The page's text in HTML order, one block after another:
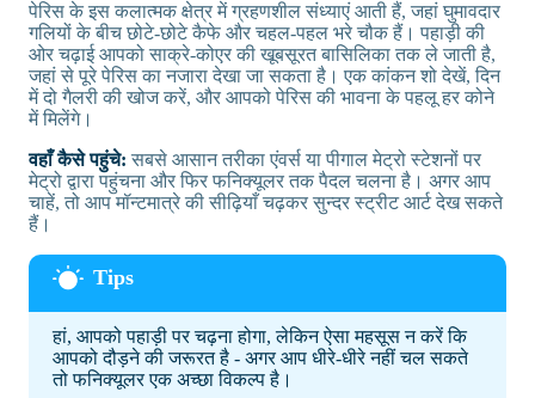
पेरिस के इस कलात्मक क्षेत्र में ग्रहणशील संध्याएं आती हैं, जहां घुमावदार
गलियों के बीच छोटे-छोटे कैफे और चहल-पहल भरे चौक हैं। पहाड़ी की
ओर चढ़ाई आपको साक्रे-कोएर की खूबसूरत बासिलिका तक ले जाती है,
जहां से पूरे पेरिस का नजारा देखा जा सकता है। एक कांकन शो देखें, दिन
में दो गैलरी की खोज करें, और आपको पेरिस की भावना के पहलू हर कोने
में मिलेंगे।
वहाँ कैसे पहुंचे:सबसे आसान तरीका एंवर्स या पीगाल मेट्रो स्टेशनों पर
मेट्रो द्वारा पहुंचना और फिर फनिक्यूलर तक पैदल चलना है। अगर आप
चाहें, तो आप मॉन्टमात्रे की सीढ़ियाँ चढ़कर सुन्दर स्ट्रीट आर्ट देख सकते
हैं।
हां, आपको पहाड़ी पर चढ़ना होगा, लेकिन ऐसा महसूस न करें कि
आपको दौड़ने की जरूरत है - अगर आप धीरे-धीरे नहीं चल सकते
तो फनिक्यूलर एक अच्छा विकल्प है।